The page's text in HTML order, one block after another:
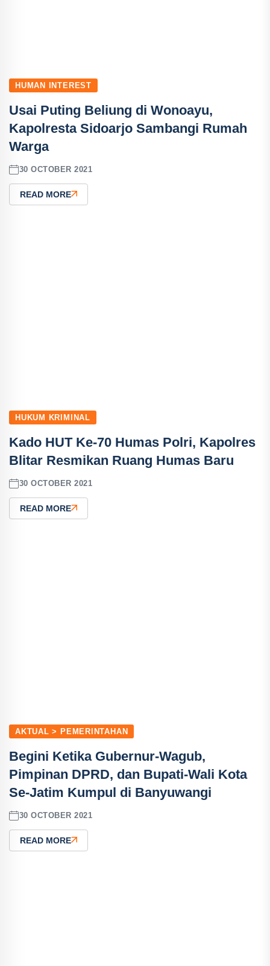
HUMAN INTEREST
Usai Puting Beliung di Wonoayu,
Kapolresta Sidoarjo Sambangi Rumah
Warga
30 OCTOBER 2021
READ MORE
HUKUM KRIMINAL
Kado HUT Ke-70 Humas Polri, Kapolres
Blitar Resmikan Ruang Humas Baru
30 OCTOBER 2021
READ MORE
AKTUAL > PEMERINTAHAN
Begini Ketika Gubernur-Wagub,
Pimpinan DPRD, dan Bupati-Wali Kota
Se-Jatim Kumpul di Banyuwangi
30 OCTOBER 2021
READ MORE